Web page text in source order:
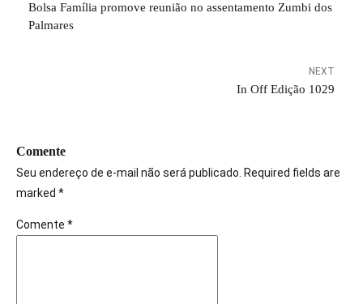
Bolsa Família promove reunião no assentamento Zumbi dos
Palmares
NEXT
In Off Edição 1029
Comente
Seu endereço de e-mail não será publicado. Required fields are
marked *
Comente *